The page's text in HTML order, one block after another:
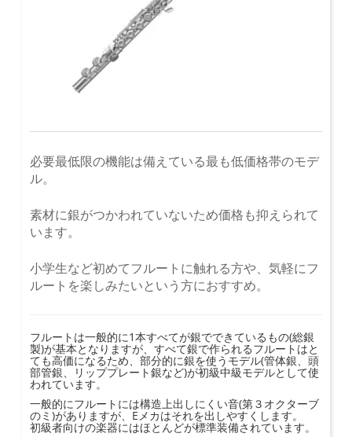
必要最低限の機能は備えている最も低価格帯のモデ
ル。
素材に銀がつかわれていないため価格も抑えられて
います。
小学生など初めてフルートに触れる方や、気軽にフ
ルートを楽しみたいという方におすすめ。
フルートは一般的に1本すべてが銀でできているもの(総銀
製)が基本となりますが、すべて銀で作られるフルートはと
ても高価になるため、部分的に銀を使うモデル(管体銀、頭
部管銀、リッププレート銀など)が初級中級モデルとして使
われています。
一般的にフルートには構造上出しにくい音(第３オクターブ
のミ)がありますが、Eメカはそれを出しやすくします。
初級者向けの楽器にはほとんどが標準装備されています。